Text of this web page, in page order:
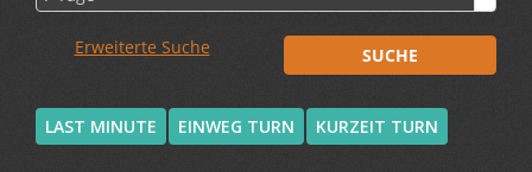
LAST MINUTE EINWEG TURN KURZEIT TURN